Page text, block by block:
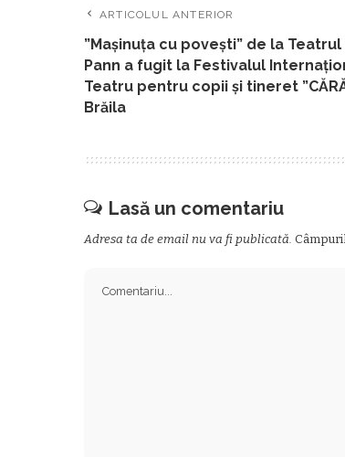
ARTICOLUL ANTERIOR
”Mașinuța cu povești” de la
Pann a fugit la Festivalul
Teatru pentru copii și tineret
Brăila
Lasă un comentariu
Adresa ta de email nu va fi publicată.